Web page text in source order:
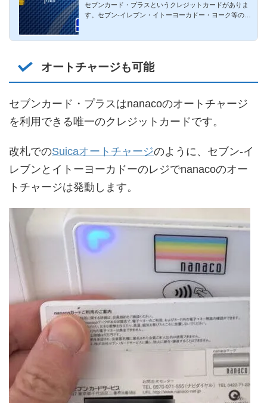
便利に
セブンカード・プラスというクレジットカードがありま
す。セブン-イレブン・イトーヨーカドー・ヨーク等のセ
オートチャージも可能
セブンカード・プラスはnanacoのオートチャージ
を利用できる唯一のクレジットカードです。
改札でのSuicaオートチャージのように、セブン-イ
レブンとイトーヨーカドーのレジでnanacoのオー
トチャージは発動します。